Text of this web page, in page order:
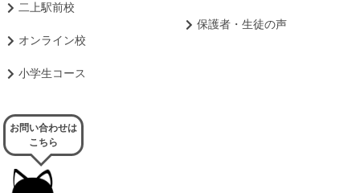
二上駅前校
オンライン校
小学生コース
保護者・生徒の声
お問い合わせは
こちら